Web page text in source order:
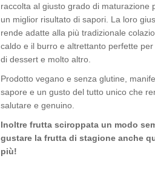
raccolta al giusto grado di maturazione
un miglior risultato di sapori. La loro
rende adatte alla più tradizionale
caldo e il burro e altrettanto perfette
di dessert e molto altro.
Prodotto vegano e senza glutine,
sapore e un gusto del tutto unico che
salutare e genuino.
Inoltre frutta sciroppata un modo
gustare la frutta di stagione anche
più!